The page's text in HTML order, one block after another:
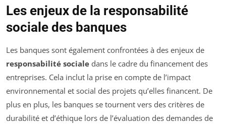
Les enjeux de la responsabilité
sociale des banques
Les banques sont également confrontées à des enjeux de
responsabilité sociale dans le cadre du financement des
entreprises. Cela inclut la prise en compte de l’impact
environnemental et social des projets qu’elles financent. De
plus en plus, les banques se tournent vers des critères de
durabilité et d’éthique lors de l’évaluation des demandes de